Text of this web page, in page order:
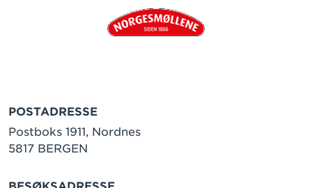
POSTADRESSE
Postboks 1911, Nordnes
5817 BERGEN